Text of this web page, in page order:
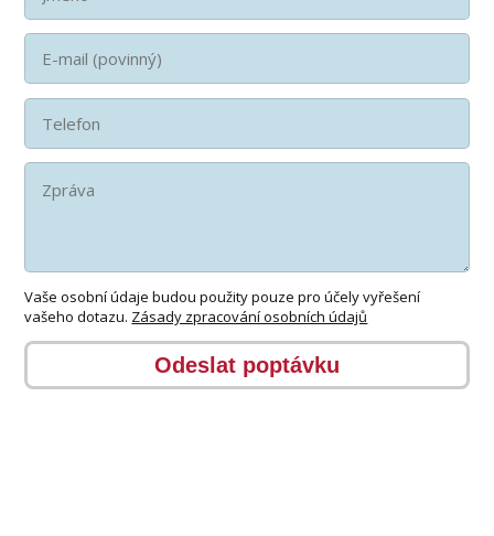
Vaše osobní údaje budou použity pouze pro účely vyřešení
vašeho dotazu. Zásady zpracování osobních údajů
Odeslat poptávku